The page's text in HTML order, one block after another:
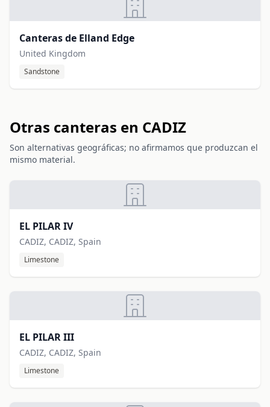
Canteras de Elland Edge
United Kingdom
Sandstone
Otras canteras en CADIZ
Son alternativas geográficas; no afirmamos que produzcan el
mismo material.
EL PILAR IV
CADIZ, CADIZ, Spain
Limestone
EL PILAR III
CADIZ, CADIZ, Spain
Limestone